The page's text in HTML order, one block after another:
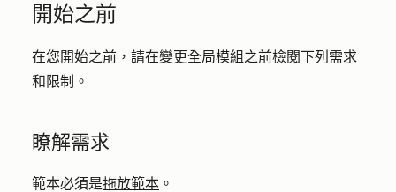
開始之前
在您開始之前，請在變更全局模組之前檢閱下列需求
和限制。
瞭解需求
範本必須是拖放範本 。